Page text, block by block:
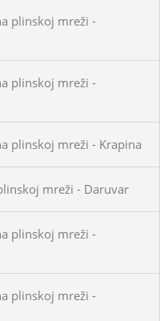
plinskoj mreži -
plinskoj mreži -
plinskoj mreži - Krapina
mreži - Daruvar
plinskoj mreži -
plinskoj mreži -